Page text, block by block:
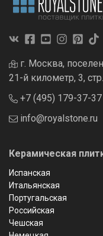
г. Москва,
21-й километр, 3,
+7 (495) 179-37-37
info@royalstone.ru
Керамическая
Испанская
Итальянская
Португальская
Российская
Чешская